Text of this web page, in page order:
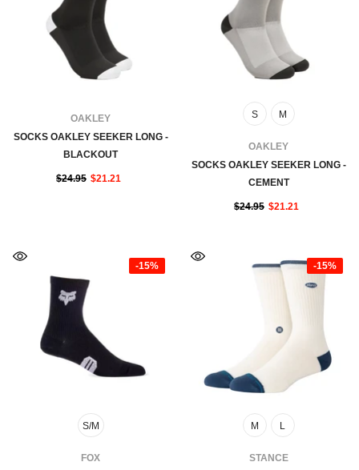
FOURNISSEUR:OAKLEY
SOCKS OAKLEY SEEKER LONG -
BLACKOUT
$24.95 $21.21
S M
FOURNISSEUR:OAKLEY
SOCKS OAKLEY SEEKER LONG -
CEMENT
$24.95 $21.21
-15%
S/M
FOX
-15%
M L
FOURNISSEUR:STANCE